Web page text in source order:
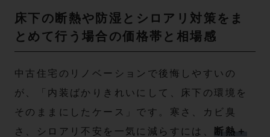
床下の断熱や防湿とシロアリ対策をま
とめて行う場合の価格帯と相場感
中古住宅のリノベーションで後悔しやすいの
が、「内装ばかりきれいにして、床下の環境を
そのままにしたケース」です。寒さ、カビ臭
さ、シロアリ不安を一気に減らすには、
断熱＋